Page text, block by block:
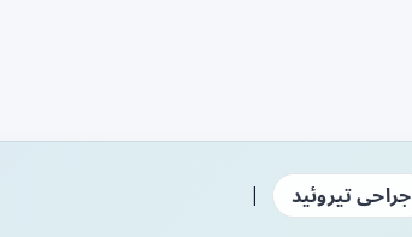
جراحی تیروئید |